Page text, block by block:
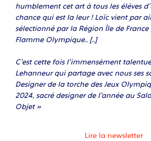
humblement cet art à tous les élèves
chance qui est la leur ! Loïc vient par
sélectionné par la Région Île de
Flamme Olympique.. [..]
C’est cette fois l’immensément
Lehanneur qui partage avec nous ses
Designer de la torche des Jeux
2024, sacré designer de l’année au
Objet »
Lire la newsletter